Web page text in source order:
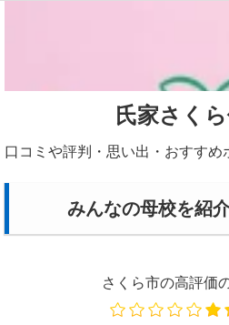
氏家さく
口コミや評判・思い出・おすすめ
みんなの母校を紹
さくら市の高評価